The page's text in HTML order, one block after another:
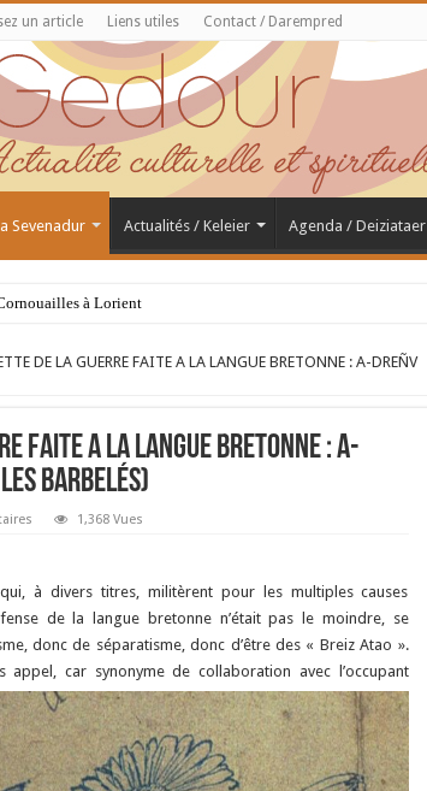
un article Liens utiles Contact / Darempred
Sevenadur Actualités / Keleier Agenda / Deiziataer
à Lorient
DE LA GUERRE FAITE A LA LANGUE BRETONNE : A-DREÑV
FAITE A LA LANGUE BRETONNE : A-
les barbelés)
1,368 Vues
à divers titres, militèrent pour les multiples causes
de la langue bretonne n’était pas le moindre, se
donc de séparatisme, donc d’être des « Breiz Atao ».
car synonyme de collaboration avec l’occupant